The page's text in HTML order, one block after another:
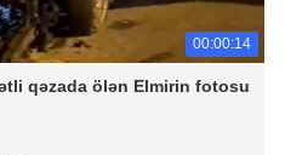
00:00:14
qəzada ölən Elmirin fotosu